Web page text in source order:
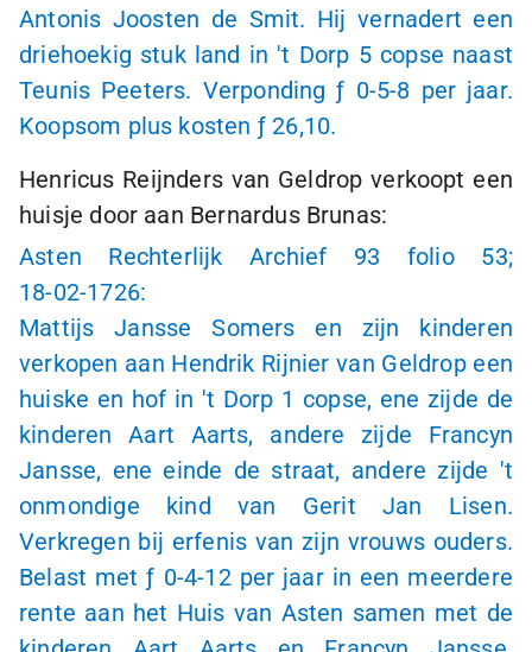
Antonis Joosten de Smit. Hij vernadert een
driehoekig stuk land in 't Dorp 5 copse naast
Teunis Peeters. Verpondingƒ 0-5-8 per jaar.
Koopsom plus kosten ƒ 26,10.
Henricus Reijnders van Geldrop verkoopt een
huisje door aan Bernardus Brunas:
Asten Rechterlijk Archief 93 folio 53;
18-02-1726:
Mattijs Jansse Somers en zijn kinderen
verkopen aan Hendrik Rijnier van Geldrop een
huiske en hof in 't Dorp 1 copse, ene zijde de
kinderen Aart Aarts, andere zijde Francyn
Jansse, ene einde de straat, andere zijde 't
onmondige kind van Gerit Jan Lisen.
Verkregen bij erfenis van zijn vrouws ouders.
Belast met ƒ 0-4-12 per jaar in een meerdere
rente aan het Huis van Asten samen met de